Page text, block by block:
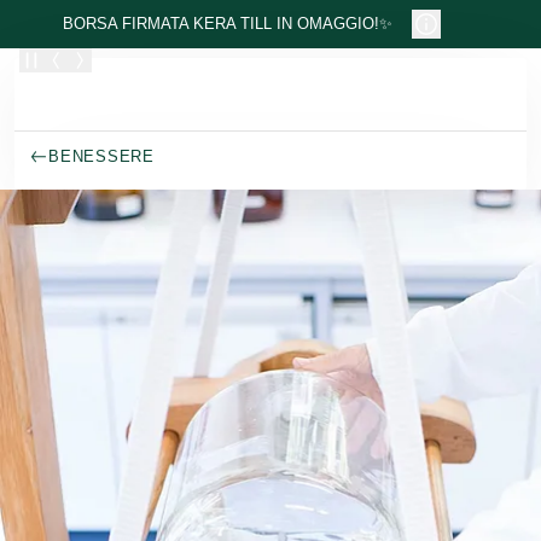
Passa al contenuto principale
BORSA FIRMATA KERA TILL IN OMAGGIO!✨
BENESSERE